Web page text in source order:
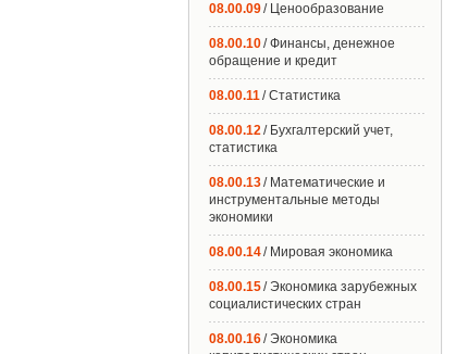
08.00.09/ Ценообразование
08.00.10/ Финансы, денежное
обращение и кредит
08.00.11/ Статистика
08.00.12/ Бухгалтерский учет,
статистика
08.00.13/ Математические и
инструментальные методы
экономики
08.00.14/ Мировая экономика
08.00.15/ Экономика зарубежных
социалистических стран
08.00.16/ Экономика